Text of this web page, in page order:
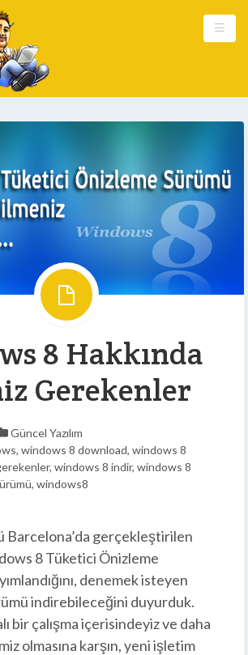
8 Hakkında
Gerekenler
Güncel Yazılım
, windows 8 download, windows 8
, windows 8 indir, windows 8
, windows8
Barcelona’da gerçekleştirilen
8 Tüketici Önizleme
denemek isteyen
indirebileceğini duyurduk.
bir çalışma içerisindeyiz ve daha
olmasına karşın, yeni işletim